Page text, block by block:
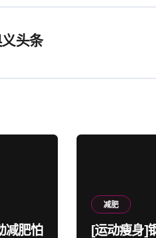
头条
减肥怕
减肥
[运动瘦身]